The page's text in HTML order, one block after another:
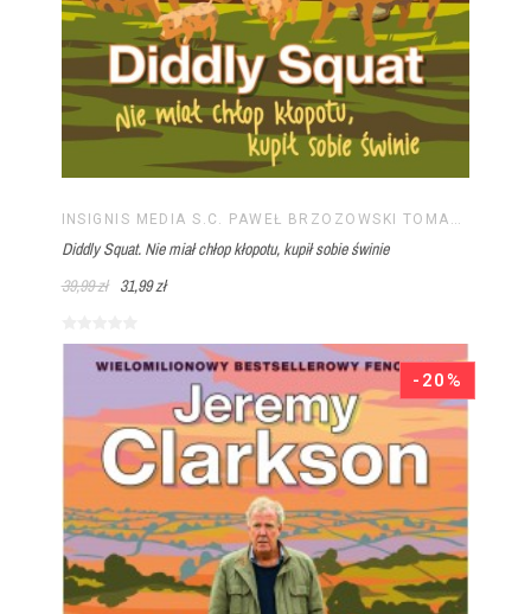
INSIGNIS MEDIA S.C. PAWEŁ BRZOZOWSKI TOMASZ BRZOZOWSKI
Diddly Squat. Nie miał chłop kłopotu, kupił sobie świnie
39,99 zł
31,99 zł
-20%